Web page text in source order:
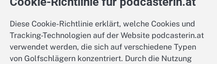
Diese Cookie-Richtlinie erklärt, welche Cookies und
Tracking-Technologien auf der Website podcasterin.at
verwendet werden, die sich auf verschiedene Typen
von Golfschlägern konzentriert. Durch die Nutzung